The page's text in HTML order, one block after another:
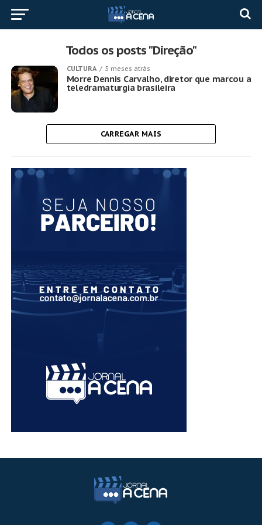
Todos os posts "Direção"
CULTURA 5 meses atrás
Morre Dennis Carvalho, diretor que marcou a
teledramaturgia brasileira
CARREGAR MAIS